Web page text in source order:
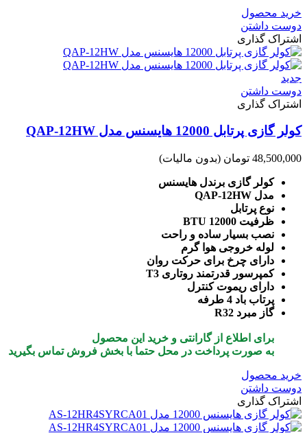
خرید محصول
دوست داشتن
اشتراک گذاری
جدید
دوست داشتن
اشتراک گذاری
کولر گازی پرتابل 12000 هایسنس مدل QAP-12HW
48,500,000 تومان (بدون مالیات)
کولر گازی برندل هایسنس
مدل QAP-12HW
نوع پرتابل
ظرفیت 12000 BTU
نصب بسیار ساده و راحت
لوله خروجی هوا گرم
دارای چرخ برای حرکت روان
کمپرسور قدرتمند روتاری T3
دارای ریموت کنترل
پرتاب باد 4 طرفه
گاز مبرد R32
برای اطلاع از گارانتی و خرید این محصول
به صورت پرداخت در محل حتما با بخش فروش تماس بگیرید
خرید محصول
دوست داشتن
اشتراک گذاری